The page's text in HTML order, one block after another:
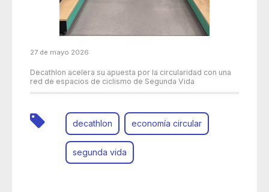
27 de mayo 2026
Decathlon acelera su apuesta por la circularidad con una
red de espacios de ciclismo de Segunda Vida
decathlon economía circular
segunda vida